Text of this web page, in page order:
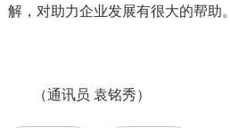
解，对助力企业发展有很大的帮助。
（通讯员 袁铭秀）